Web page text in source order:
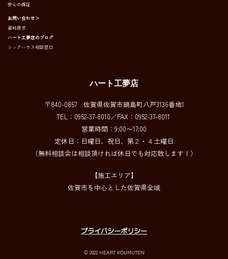
安心の保証
お問い合わせ＞
資料請求
ハート工夢店のブログ
シックハウス相談窓口
ハート工夢店
〒840-0857 佐賀県佐賀市鍋島町八戸3136番地1
TEL：0952-37-8010／FAX：0952-37-8011
営業時間：9:00〜17:00
定休日：日曜日、祝日、第２・４土曜日
（無料相談会は相談頂ければ休日でも対応致します！）
【施工エリア】
佐賀市を中心とした佐賀県全域
プライバシーポリシー
© 2022 HEART KOUMUTEN